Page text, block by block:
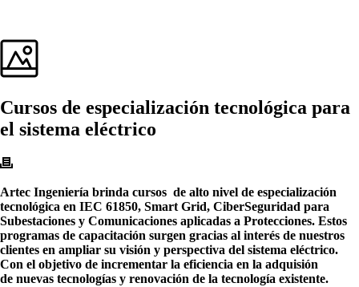
Cursos de especialización tecnológica para
el sistema eléctrico
Artec Ingeniería brinda cursos de alto nivel de especialización
tecnológica en IEC 61850, Smart Grid, CiberSeguridad para
Subestaciones y Comunicaciones aplicadas a Protecciones. Estos
programas de capacitación surgen gracias al interés de nuestros
clientes en ampliar su visión y perspectiva del sistema eléctrico.
Con el objetivo de incrementar la eficiencia en la adquisión
de nuevas tecnologías y renovación de la tecnología existente.